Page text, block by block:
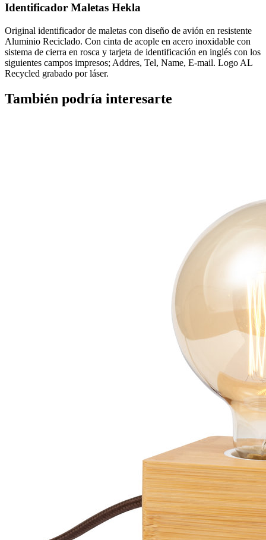
Identificador Maletas Hekla
Original identificador de maletas con diseño de avión en resistente
Aluminio Reciclado. Con cinta de acople en acero inoxidable con
sistema de cierra en rosca y tarjeta de identificación en inglés con los
siguientes campos impresos; Addres, Tel, Name, E-mail. Logo AL
Recycled grabado por láser.
También podría interesarte